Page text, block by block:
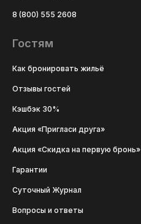
8 (800) 555 2608
Гостям
Как бронировать жильё
Отзывы гостей
Кэшбэк 30%
Акция «Пригласи друга»
Акция «Скидка на первую бронь»
Гарантии
Суточный Журнал
Вопросы и ответы